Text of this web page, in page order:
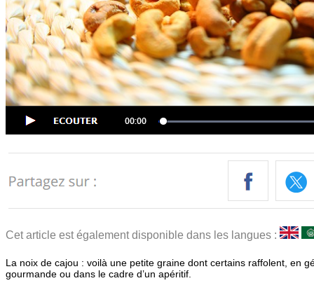
Cet article est également disponible dans les langues :
La noix de cajou : voilà une petite graine dont certains raffolent, en
gourmande ou dans le cadre d’un apéritif.